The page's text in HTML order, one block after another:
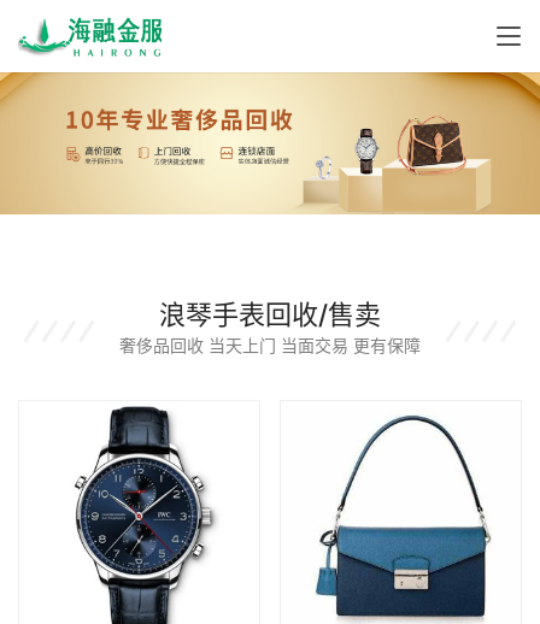
浪琴手表回收/售卖
奢侈品回收 当天上门 当面交易 更有保障